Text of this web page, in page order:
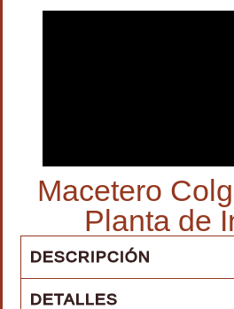
Macetero
Planta de
DESCRIPCIÓN
DETALLES